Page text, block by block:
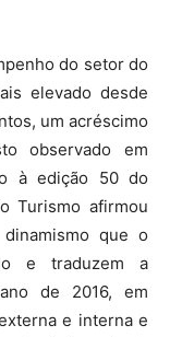
do setor do
elevado desde
um acréscimo
observado em
à edição 50 do
Turismo afirmou
que o
e traduzem a
de 2016, em
e interna e